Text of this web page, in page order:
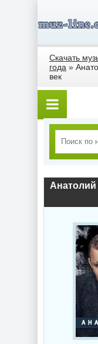
Скачать
года »
век